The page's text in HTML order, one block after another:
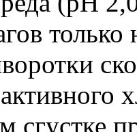
сгустке